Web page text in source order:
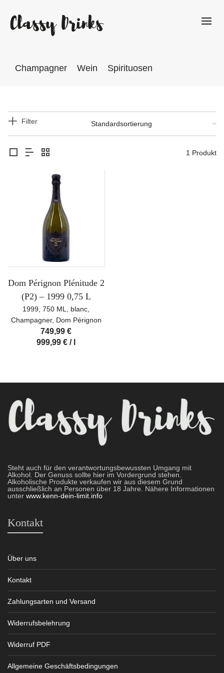
Champagner Wein Spirituosen
Filter
1 Produkt
Dom Pérignon Plénitude 2
(P2) – 1999 0,75 L
1999 750 ML blanc
Champagner, Dom Pérignon
749,99 €
999,99 € /
Steht auch für den verantwortungsbewussten Umgang mit
Alkohol. Der Genuss sollte hier im Vordergrund stehen.
Alkoholische Produkte verkaufen wir aus diesem Grund
ausschließlich an Personen über 18 Jahre. Nähere Informationen
unter www.kenn-dein-limit.info
Kontakt
Über uns
Kontakt
Zahlungsarten und Versand
Widerrufsbelehrung
Widerruf PDF
Allgemeine Geschäftsbedingungen